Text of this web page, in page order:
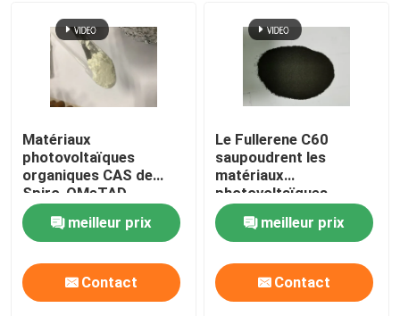
Matériaux
photovoltaïques
organiques CAS de
Spiro-OMeTAD
207739-72-8
C81H68N4O8
meilleur prix
Contact
Le Fullerene C60
saupoudrent les
matériaux
photovoltaïques
organiques CAS
99685-96-8meilleur prix
Contact